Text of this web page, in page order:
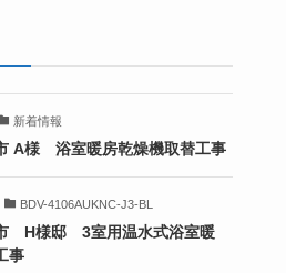
新着情報
A様 浴室暖房乾燥機取替工事
BDV-4106AUKNC-J3-BL
H様邸 3室用温水式浴室暖
事